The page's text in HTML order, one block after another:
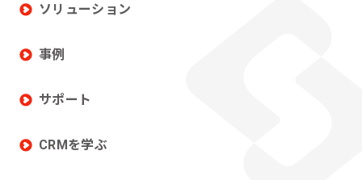
ソリューション
事例
サポート
CRMを学ぶ